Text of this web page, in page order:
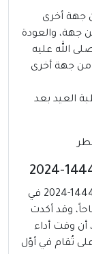
جهة أخرى
جهة، والعودة
الله عليه
من جهة أخرى
العيد بعد
من المقرر أن يدخل توقيت صلاة عيد الأضحى 1444-2024 في
الساعة 5:05 حتى 5:34 صباحاً، وقد أكدت
أن وقت أداء
الشمس بـ 15 دقيقة، على تُقام في أوّل